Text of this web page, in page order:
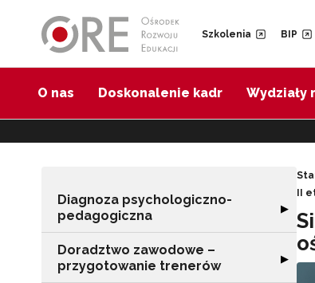
Szkolenia BIP
O nas Doskonalenie kadr Wydziały
Diagnoza psychologiczno-
pedagogiczna
▶
Doradztwo zawodowe –
przygotowanie trenerów
▶
II